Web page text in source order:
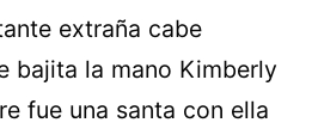
extraña cabe
bajita la mano Kimberly
fue una santa con ella